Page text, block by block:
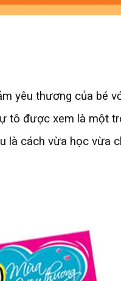
yêu thương của bé
tô được xem là một
là cách vừa học vừa